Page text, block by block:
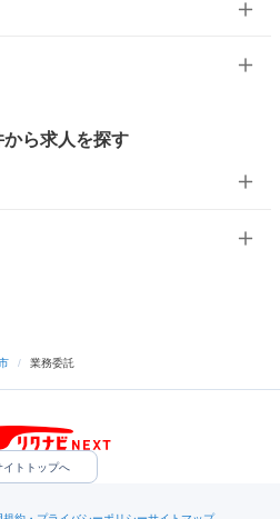
から求人を探す
/ 業務委託
イトトップへ